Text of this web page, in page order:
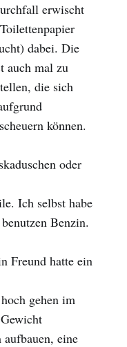
erwischt
dabei. Die
auch mal zu
die sich
können.
oder
Ich selbst habe
Benzin.
Freund hatte ein
gehen im
eine